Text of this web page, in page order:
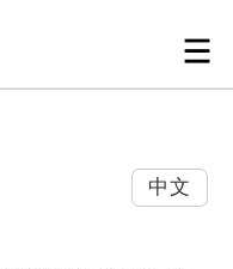
中文